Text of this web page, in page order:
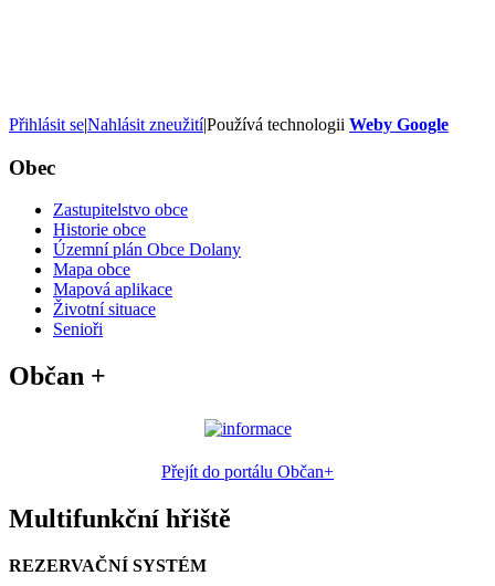
Přihlásit se|Nahlásit zneužití|Používá technologii Weby Google
Obec
Zastupitelstvo obce
Historie obce
Územní plán Obce Dolany
Mapa obce
Mapová aplikace
Životní situace
Senioři
Občan +
Přejít do portálu Občan+
Multifunkční hřiště
REZERVAČNÍ SYSTÉM